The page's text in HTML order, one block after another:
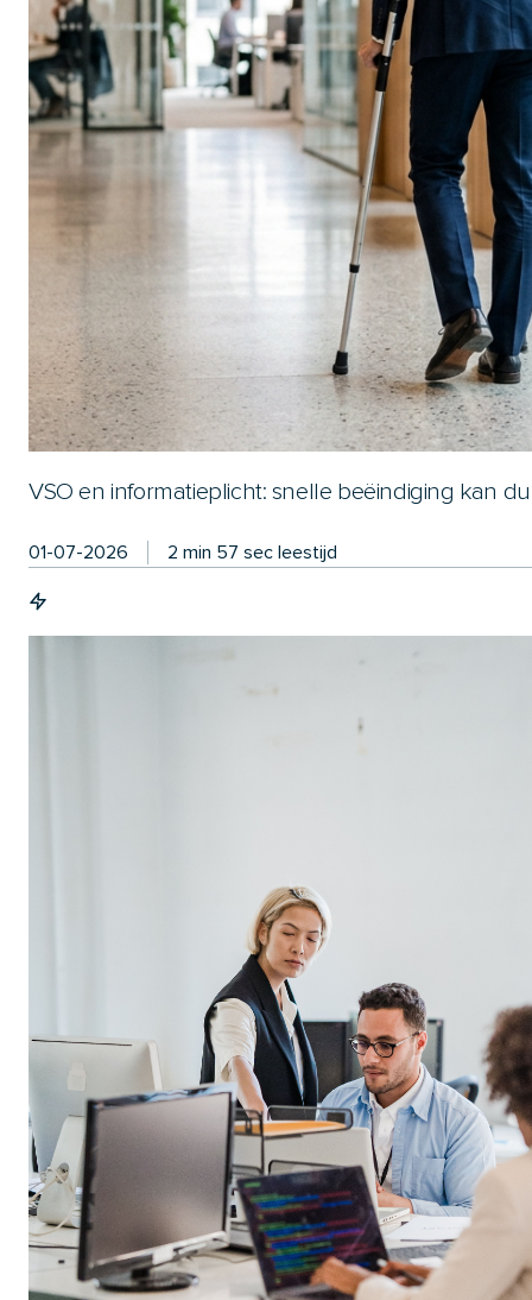
VSO en informatieplicht: snelle beëindiging kan
01-07-2026 2 min 57 sec leestijd